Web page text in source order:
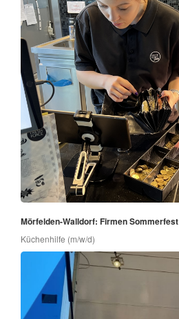
Mörfelden-Walldorf: Firmen Sommerfest
Küchenhilfe (m/w/d)